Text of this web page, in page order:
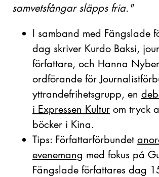
samvetsfångar släpps fria."
I samband med Fängslade
dag skriver Kurdo Baksi,
författare, och Hanna
ordförande för
yttrandefrihetsgrupp, en
i Expressen Kultur om tryck
böcker i Kina.
Tips: Författarförbundet
evenemang med fokus på
Fängslade författares dag